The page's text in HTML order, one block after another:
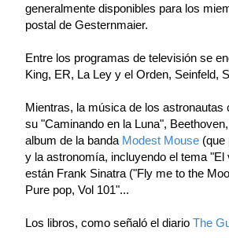
generalmente disponibles para los
postal de Gesternmaier.
Entre los programas de televisión se
King, ER, La Ley y el Orden, Seinfeld,
Mientras, la música de los
su "Caminando en la Luna",
album de la banda Modest Mouse (que
y la astronomía, incluyendo el tema
están Frank Sinatra ("Fly me to the
Pure pop, Vol 101"...
Los libros, como señaló el diario The